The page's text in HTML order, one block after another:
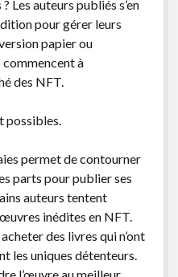
Les auteurs publiés s’en
pour gérer leurs
papier ou
commencent à
des NFT.
possibles.
permet de contourner
parts pour publier ses
auteurs tentent
inédites en NFT.
des livres qui n’ont
les uniques détenteurs.